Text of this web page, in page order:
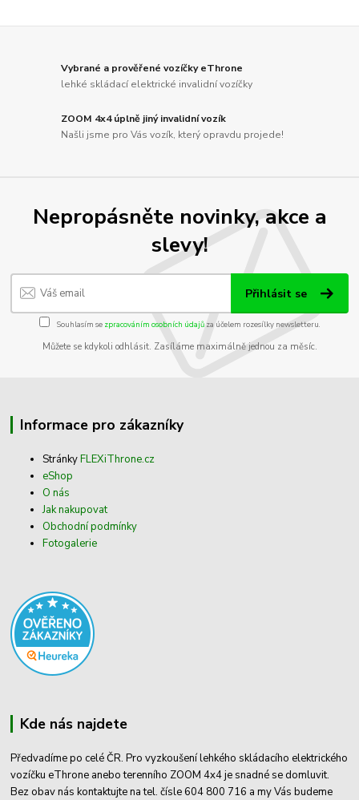
Vybrané a prověřené vozíčky eThrone
lehké skládací elektrické invalidní vozíčky
ZOOM 4x4 úplně jiný invalidní vozík
Našli jsme pro Vás vozík, který opravdu projede!
Nepropásněte novinky, akce a
slevy!
Přihlásit se
Souhlasím se zpracováním osobních údajůza účelem rozesílky newsletteru.
Můžete se kdykoli odhlásit. Zasíláme maximálně jednou za měsíc.
Informace pro zákazníky
StránkyFLEXiThrone.cz
eShop
O nás
Jak nakupovat
Obchodní podmínky
Fotogalerie
Kde nás najdete
Předvadíme po celé ČR. Pro vyzkoušení lehkého skládacího elektrického
vozíčku eThrone anebo terenního ZOOM 4x4 je snadné se domluvit.
Bez obav nás kontaktujte na tel. čísle 604 800 716 a my Vás budeme